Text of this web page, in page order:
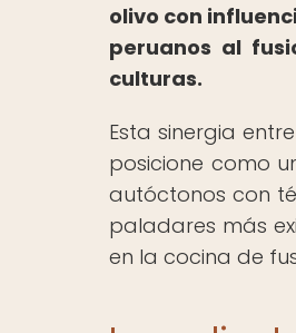
olivo con
peruanos al
culturas.
Esta sinergia
posicione como
autóctonos con
paladares más
en la cocina de